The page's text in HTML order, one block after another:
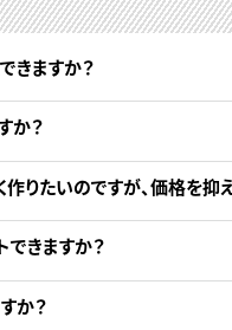
きますか？
か？
りたいのですが、価格を抑
きますか？
か？